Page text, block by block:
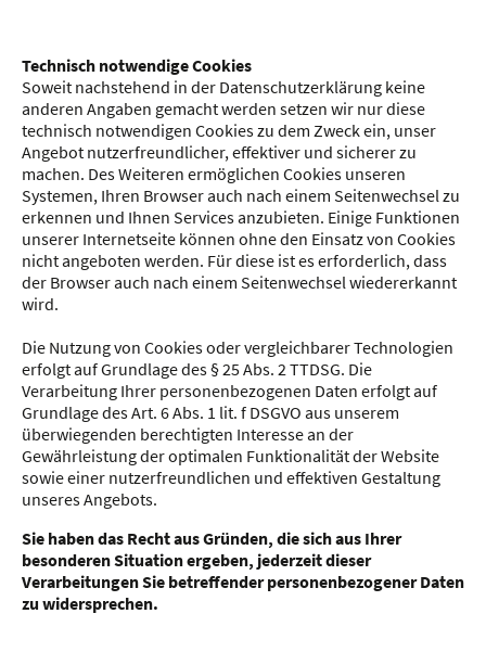
Technisch notwendige Cookies
Soweit nachstehend in der Datenschutzerklärung keine
anderen Angaben gemacht werden setzen wir nur diese
technisch notwendigen Cookies zu dem Zweck ein, unser
Angebot nutzerfreundlicher, effektiver und sicherer zu
machen. Des Weiteren ermöglichen Cookies unseren
Systemen, Ihren Browser auch nach einem Seitenwechsel zu
erkennen und Ihnen Services anzubieten. Einige Funktionen
unserer Internetseite können ohne den Einsatz von Cookies
nicht angeboten werden. Für diese ist es erforderlich, dass
der Browser auch nach einem Seitenwechsel wiedererkannt
wird.
Die Nutzung von Cookies oder vergleichbarer Technologien
erfolgt auf Grundlage des § 25 Abs. 2 TTDSG. Die
Verarbeitung Ihrer personenbezogenen Daten erfolgt auf
Grundlage des Art. 6 Abs. 1 lit. f DSGVO aus unserem
überwiegenden berechtigten Interesse an der
Gewährleistung der optimalen Funktionalität der Website
sowie einer nutzerfreundlichen und effektiven Gestaltung
unseres Angebots.
Sie haben das Recht aus Gründen, die sich aus Ihrer
besonderen Situation ergeben, jederzeit dieser
Verarbeitungen Sie betreffender personenbezogener Daten
zu widersprechen.